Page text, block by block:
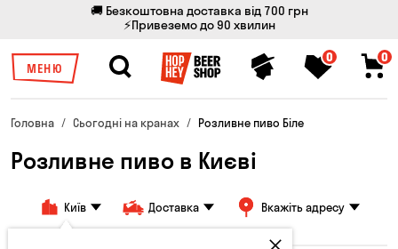
🚚 Безкоштовна доставка від 700 грн
⚡Привеземо до 90 хвилин
МЕНЮ
0 0
Головна Сьогодні на кранах Розливне пиво Біле
Розливне пиво в Києві
Київ Доставка Вкажіть адресу